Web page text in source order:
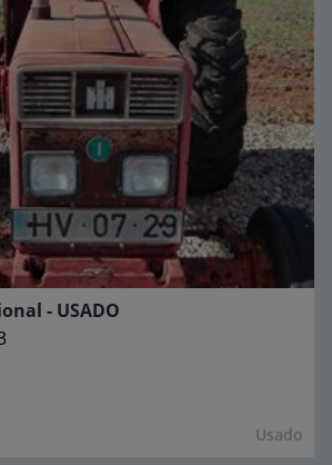
Usado
- USADO